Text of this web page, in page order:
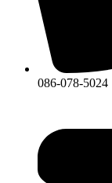
086-078-5024